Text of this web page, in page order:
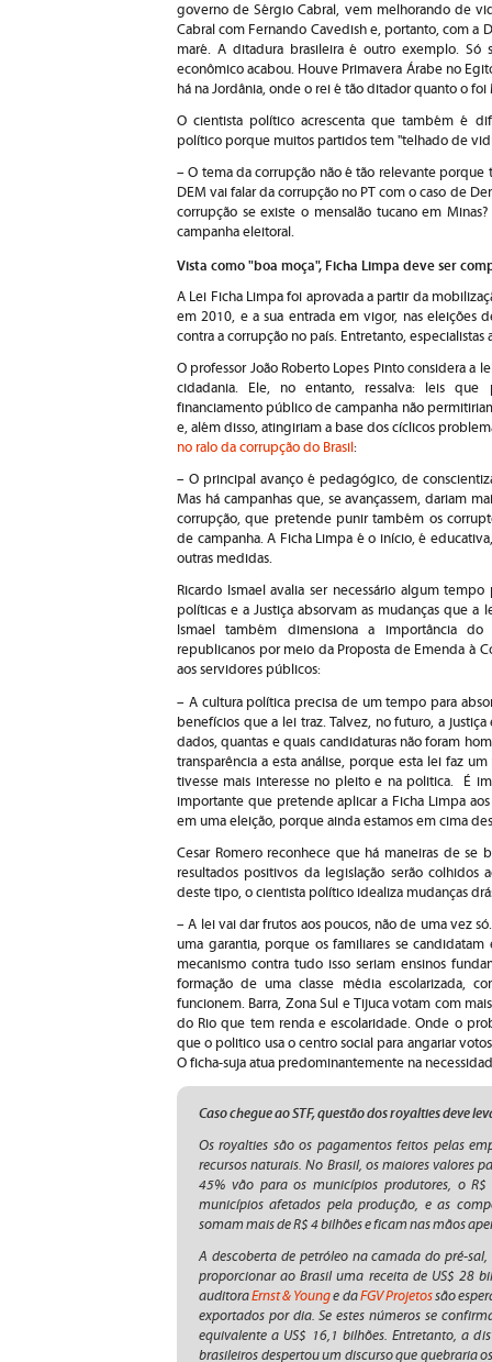
governo de Sérgio Cabral, vem melhorando de
Cabral com Fernando Cavedish e, portanto, com a
maré. A ditadura brasileira é outro exemplo.
econômico acabou. Houve Primavera Árabe no
há na Jordânia, onde o rei é tão ditador quanto o
O cientista político acrescenta que também é
político porque muitos partidos tem "telhado de
– O tema da corrupção não é tão relevante
DEM vai falar da corrupção no PT com o caso de
corrupção se existe o mensalão tucano em
campanha eleitoral.
Vista como "boa moça", Ficha Limpa deve ser
A Lei Ficha Limpa foi aprovada a partir da
em 2010, e a sua entrada em vigor, nas eleições
contra a corrupção no país. Entretanto,
O professor João Roberto Lopes Pinto considera
cidadania. Ele, no entanto, ressalva: leis
financiamento público de campanha não
e, além disso, atingiriam a base dos cíclicos
no ralo da corrupção do Brasil :
– O principal avanço é pedagógico, de
Mas há campanhas que, se avançassem, dariam
corrupção, que pretende punir também os
de campanha. A Ficha Limpa é o início, é
outras medidas.
Ricardo Ismael avalia ser necessário algum
políticas e a Justiça absorvam as mudanças que
Ismael também dimensiona a importância
republicanos por meio da Proposta de Emenda à
aos servidores públicos:
– A cultura política precisa de um tempo para
benefícios que a lei traz. Talvez, no futuro, a
dados, quantas e quais candidaturas não foram
transparência a esta análise, porque esta lei faz
tivesse mais interesse no pleito e na politica. É
importante que pretende aplicar a Ficha Limpa
em uma eleição, porque ainda estamos em cima
Cesar Romero reconhece que há maneiras de se
resultados positivos da legislação serão colhidos
deste tipo, o cientista político idealiza mudanças
– A lei vai dar frutos aos poucos, não de uma vez
uma garantia, porque os familiares se
mecanismo contra tudo isso seriam ensinos
formação de uma classe média escolarizada,
funcionem. Barra, Zona Sul e Tijuca votam com
do Rio que tem renda e escolaridade. Onde o
que o politico usa o centro social para angariar
O ficha-suja atua predominantemente na
Caso chegue ao STF, questão dos royalties deve
Os royalties são os pagamentos feitos pelas
recursos naturais. No Brasil, os maiores valores
45% vão para os municípios produtores, o
municípios afetados pela produção, e as
somam mais de R$ 4 bilhões e ficam nas mãos
A descoberta de petróleo na camada do pré-sal,
proporcionar ao Brasil uma receita de US$ 28
auditoraErnst & Younge daFGV Projetossão
exportados por dia. Se estes números se
equivalente a US$ 16,1 bilhões. Entretanto, a
brasileiros despertou um discurso que quebraria